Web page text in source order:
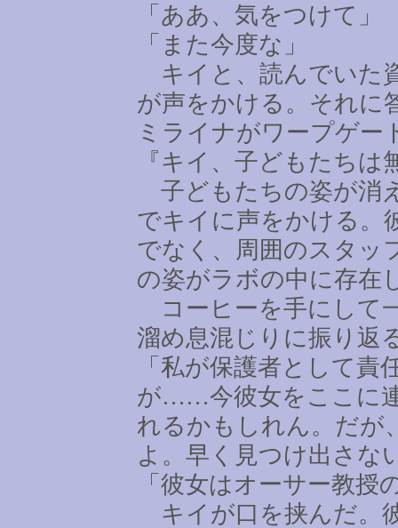
「ああ、気をつけて」
「また今度な」
キイと、読んでいた
が声をかける。それに
ミライナがワープゲー
『キイ、子どもたち
子どもたちの姿が消
でキイに声をかける。
でなく、周囲のスタッ
の姿がラボの中に存在
コーヒーを手にして
溜め息混じりに振り返
「私が保護者として
が……今彼女をここに
れるかもしれん。だが
よ。早く見つけ出さな
「彼女はオーサー教授
キイが口を挟んだ。